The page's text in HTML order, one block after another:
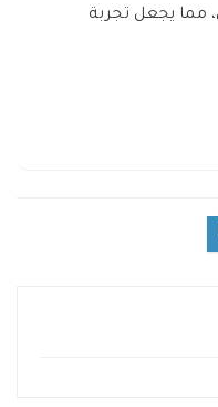
مما يجعل تجربة